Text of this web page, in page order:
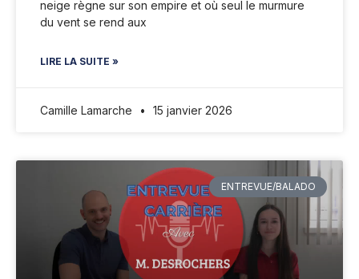
neige règne sur son empire et où seul le murmure
du vent se rend aux
LIRE LA SUITE »
Camille Lamarche 15 janvier 2026
ENTREVUE/BALADO